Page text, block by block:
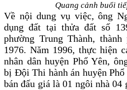
Quang cảnh buổi
Về nội dung vụ việc, ông
dụng đất tại thửa đất số
phường Trung Thành,
1976. Năm 1996, thực hiện
nhân dân huyện Phổ Yên,
bị Đội Thi hành án huyện
bán đấu giá là 01 ngôi nhà